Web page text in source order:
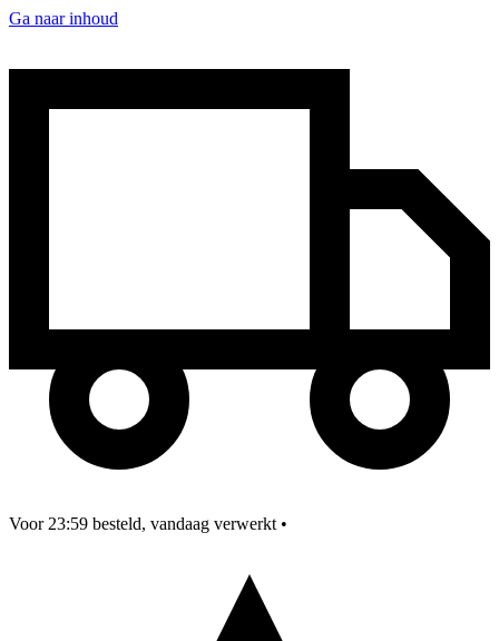
Ga naar inhoud
Voor 23:59 besteld, vandaag verwerkt •